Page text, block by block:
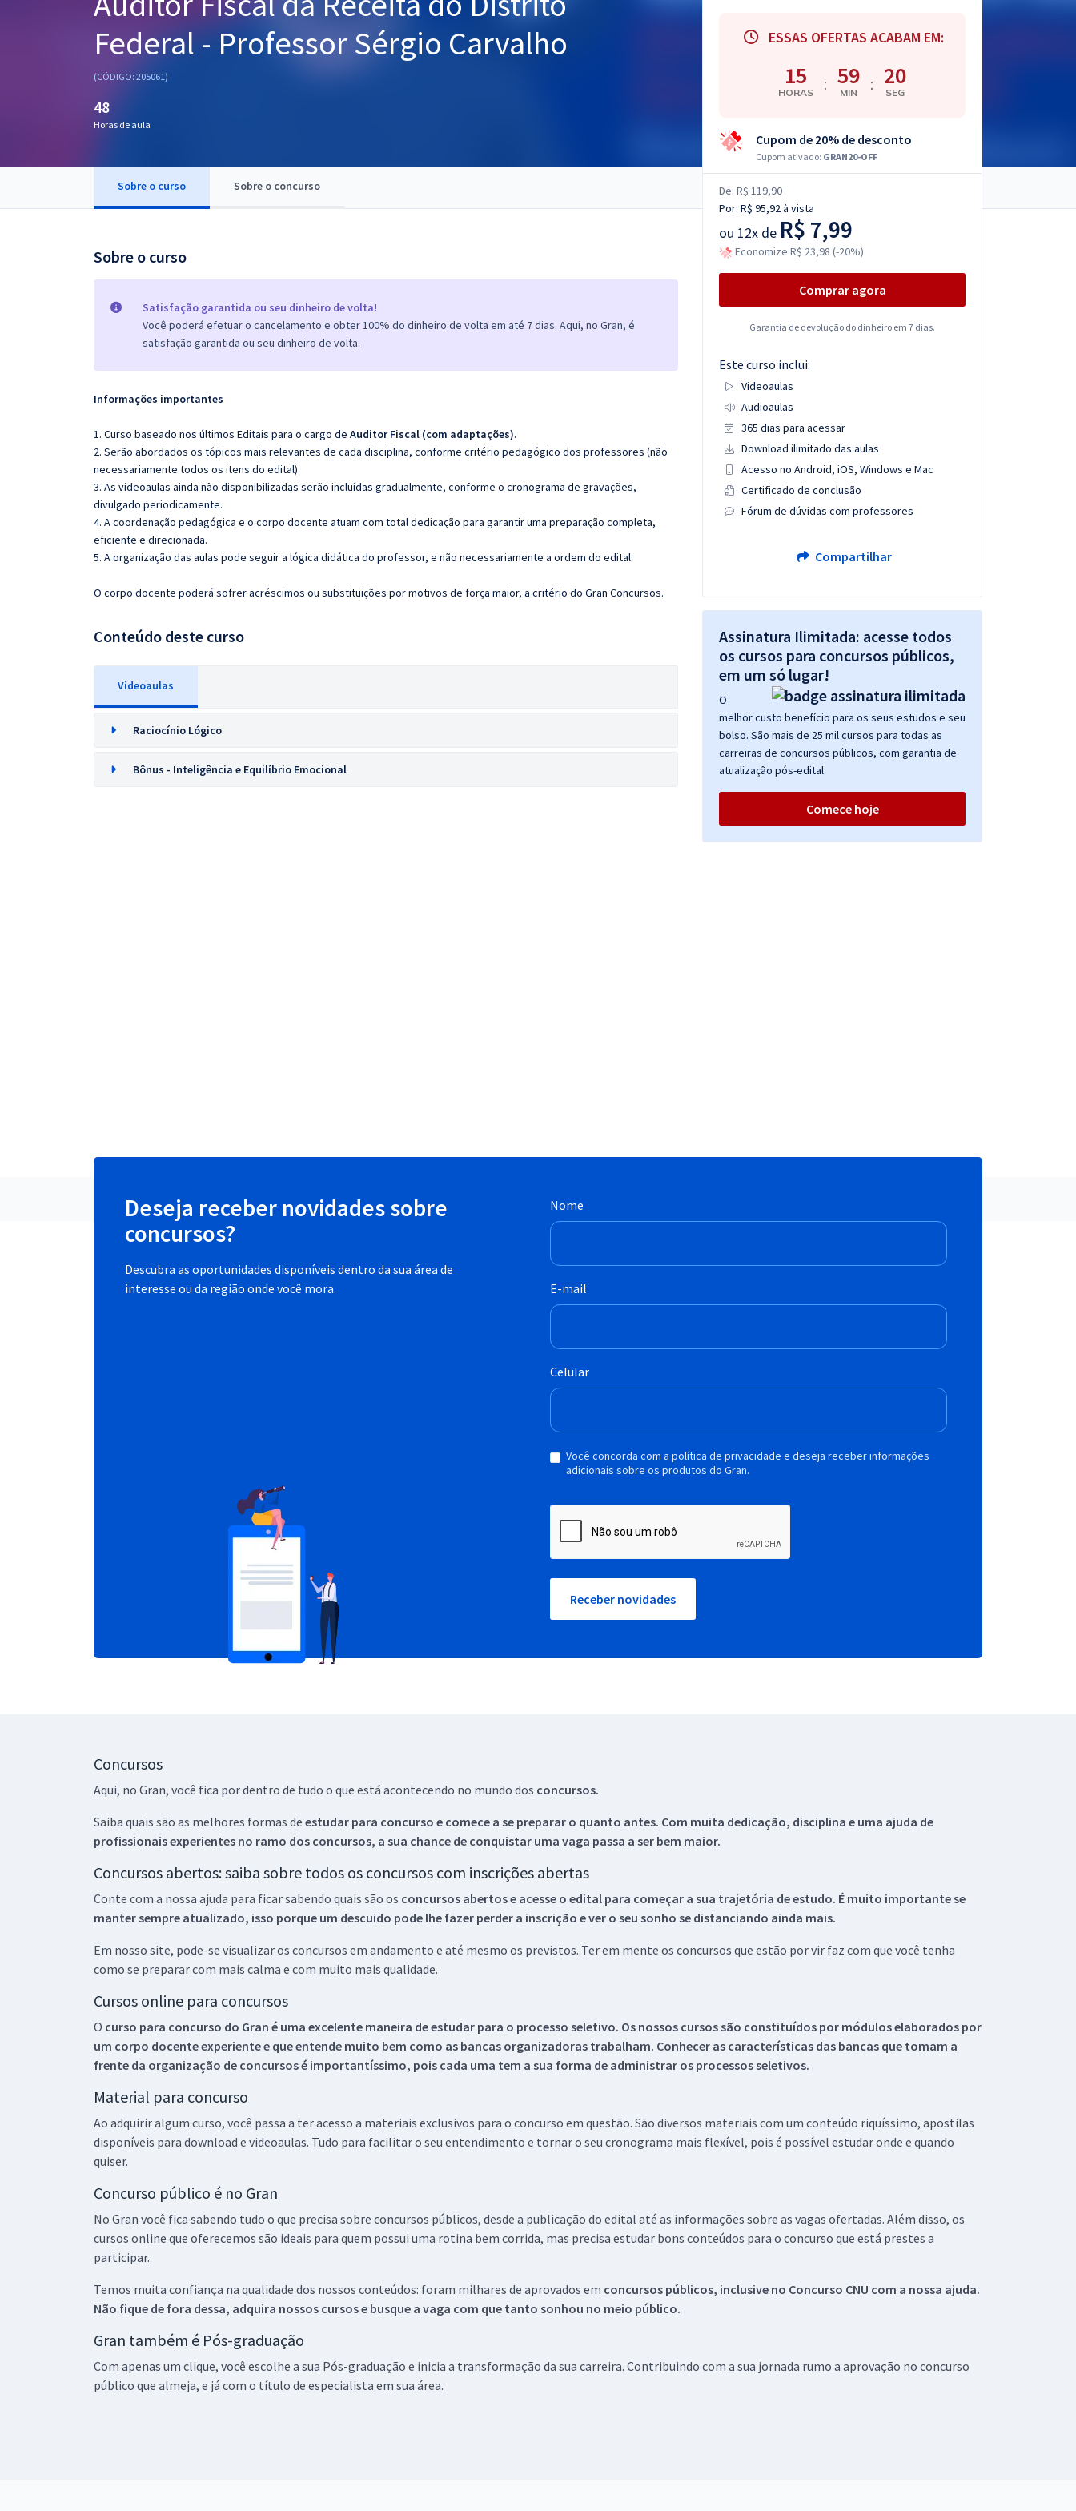
Questões grátis
Federal - Professor Sérgio Carvalho
(CÓDIGO: 205061)
48
Horas de aula
Sobre o curso Sobre o concurso
Sobre o curso
Satisfação garantida ou seu dinheiro de volta!
Você poderá efetuar o cancelamento e obter 100% do dinheiro de volta em até 7 dias. Aqui, no Gran, é
satisfação garantida ou seu dinheiro de volta.
Informações importantes
1. Curso baseado nos últimos Editais para o cargo de Auditor Fiscal (com adaptações).
2. Serão abordados os tópicos mais relevantes de cada disciplina, conforme critério pedagógico dos professores (não
necessariamente todos os itens do edital).
3. As videoaulas ainda não disponibilizadas serão incluídas gradualmente, conforme o cronograma de gravações,
divulgado periodicamente.
4. A coordenação pedagógica e o corpo docente atuam com total dedicação para garantir uma preparação completa,
eficiente e direcionada.
5. A organização das aulas pode seguir a lógica didática do professor, e não necessariamente a ordem do edital.
O corpo docente poderá sofrer acréscimos ou substituições por motivos de força maior, a critério do Gran Concursos.
Conteúdo deste curso
Videoaulas
Raciocínio Lógico
Bônus - Inteligência e Equilíbrio Emocional
ESSAS OFERTAS ACABAM EM:
15
HORAS : 59
MIN : 19
SEG
Cupom de 20% de desconto
Cupom ativado: GRAN20-OFF
De: R$ 119,90
Por: R$ 95,92à vista
ou 12x de R$ 7,99
Economize R$ 23,98 (-20%)
Comprar agora
Garantia de devolução do dinheiro em 7 dias.
Este curso inclui:
Videoaulas
Audioaulas
365 dias para acessar
Download ilimitado das aulas
Acesso no Android, iOS, Windows e Mac
Certificado de conclusão
Fórum de dúvidas com professores
Compartilhar
Assinatura Ilimitada: acesse todos
os cursos para concursos públicos,
em um só lugar!
O
melhor custo benefício para os seus estudos e seu
bolso. São mais de 25 mil cursos para todas as
carreiras de concursos públicos, com garantia de
atualização pós-edital.
Comece hoje
Deseja receber novidades sobre
concursos?
Descubra as oportunidades disponíveis dentro da sua área de
interesse ou da região onde você mora.
Nome
E-mail
Celular
Você concorda com a política de privacidade e deseja receber informações
adicionais sobre os produtos do Gran.
Receber novidades
Concursos
Aqui, no Gran, você fica por dentro de tudo o que está acontecendo no mundo dos concursos.
Saiba quais são as melhores formas de estudar para concurso e comece a se preparar o quanto antes. Com muita dedicação, disciplina e uma ajuda de
profissionais experientes no ramo dos concursos, a sua chance de conquistar uma vaga passa a ser bem maior.
Concursos abertos: saiba sobre todos os concursos com inscrições abertas
Conte com a nossa ajuda para ficar sabendo quais são os concursos abertos e acesse o edital para começar a sua trajetória de estudo. É muito importante se
manter sempre atualizado, isso porque um descuido pode lhe fazer perder a inscrição e ver o seu sonho se distanciando ainda mais.
Em nosso site, pode-se visualizar os concursos em andamento e até mesmo os previstos. Ter em mente os concursos que estão por vir faz com que você tenha
como se preparar com mais calma e com muito mais qualidade.
Cursos online para concursos
O curso para concurso do Gran é uma excelente maneira de estudar para o processo seletivo. Os nossos cursos são constituídos por módulos elaborados por
um corpo docente experiente e que entende muito bem como as bancas organizadoras trabalham. Conhecer as características das bancas que tomam a
frente da organização de concursos é importantíssimo, pois cada uma tem a sua forma de administrar os processos seletivos.
Material para concurso
Ao adquirir algum curso, você passa a ter acesso a materiais exclusivos para o concurso em questão. São diversos materiais com um conteúdo riquíssimo, apostilas
disponíveis para download e videoaulas. Tudo para facilitar o seu entendimento e tornar o seu cronograma mais flexível, pois é possível estudar onde e quando
quiser.
Concurso público é no Gran
No Gran você fica sabendo tudo o que precisa sobre concursos públicos, desde a publicação do edital até as informações sobre as vagas ofertadas. Além disso, os
cursos online que oferecemos são ideais para quem possui uma rotina bem corrida, mas precisa estudar bons conteúdos para o concurso que está prestes a
participar.
Temos muita confiança na qualidade dos nossos conteúdos: foram milhares de aprovados em concursos públicos, inclusive no Concurso CNU com a nossa ajuda.
Não fique de fora dessa, adquira nossos cursos e busque a vaga com que tanto sonhou no meio público.
Gran também é Pós-graduação
Com apenas um clique, você escolhe a sua Pós-graduação e inicia a transformação da sua carreira. Contribuindo com a sua jornada rumo a aprovação no concurso
público que almeja, e já com o título de especialista em sua área.